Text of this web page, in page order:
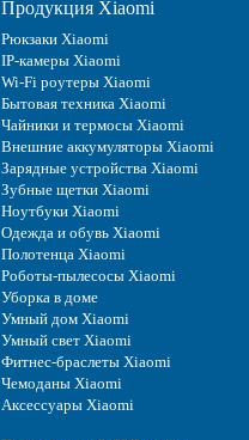
Продукция Xiaomi
Рюкзаки Xiaomi
IP-камеры Xiaomi
Wi-Fi роутеры Xiaomi
Бытовая техника Xiaomi
Чайники и термосы Xiaomi
Внешние аккумуляторы Xiaomi
Зарядные устройства Xiaomi
Зубные щетки Xiaomi
Ноутбуки Xiaomi
Одежда и обувь Xiaomi
Полотенца Xiaomi
Роботы-пылесосы Xiaomi
Уборка в доме
Умный дом Xiaomi
Умный свет Xiaomi
Фитнес-браслеты Xiaomi
Чемоданы Xiaomi
Аксессуары Xiaomi